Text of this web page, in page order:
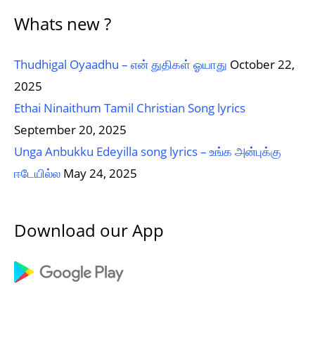
Whats new ?
Thudhigal Oyaadhu – என் துதிகள் ஓயாது October 22,
2025
Ethai Ninaithum Tamil Christian Song lyrics
September 20, 2025
Unga Anbukku Edeyilla song lyrics – உங்க அன்புக்கு
ஈடேயில்ல May 24, 2025
Download our App